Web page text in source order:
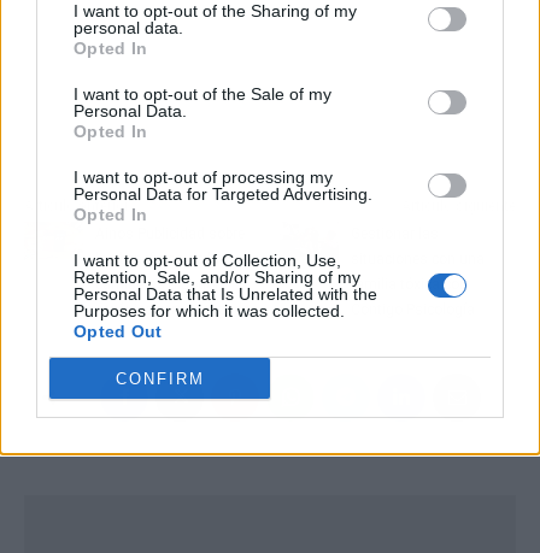
I want to opt-out of the Sharing of my
personal data.
Opted In
I want to opt-out of the Sale of my
Personal Data.
Opted In
I want to opt-out of processing my
Personal Data for Targeted Advertising.
Opted In
I want to opt-out of Collection, Use,
Retention, Sale, and/or Sharing of my
Personal Data that Is Unrelated with the
Purposes for which it was collected.
Opted Out
CONFIRM
Artículo anterior
los beneficios de las
camisetas algodón
orgánico personalizadas
familia tóxica con